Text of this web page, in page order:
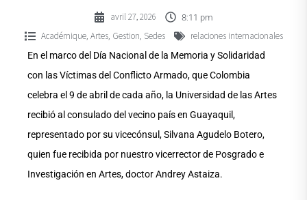
avril 27, 2026 8:11 pm
Académique, Artes, Gestion Sedes relaciones internacionales
En el marco del Día Nacional de la Memoria y Solidaridad
con las Víctimas del Conflicto Armado, que Colombia
celebra el 9 de abril de cada año, la Universidad de las Artes
recibió al consulado del vecino país en Guayaquil,
representado por su vicecónsul, Silvana Agudelo Botero,
quien fue recibida por nuestro vicerrector de Posgrado e
Investigación en Artes, doctor Andrey Astaiza.